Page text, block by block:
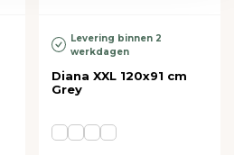
Levering binnen 2
werkdagen
Diana XXL 120x91 cm
Grey